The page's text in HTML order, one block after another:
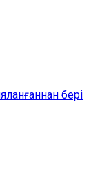
бері